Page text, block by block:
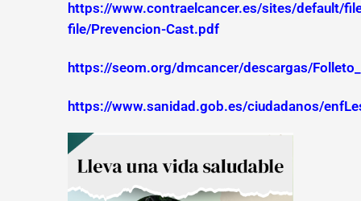
https://www.contraelcancer.es/sites/default/
file/Prevencion-Cast.pdf
https://seom.org/dmcancer/descargas/
https://www.sanidad.gob.es/ciudadanos/